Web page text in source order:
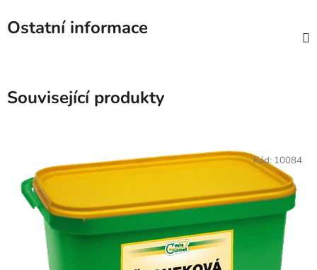
Ostatní informace
Související produkty
Kód: 10084